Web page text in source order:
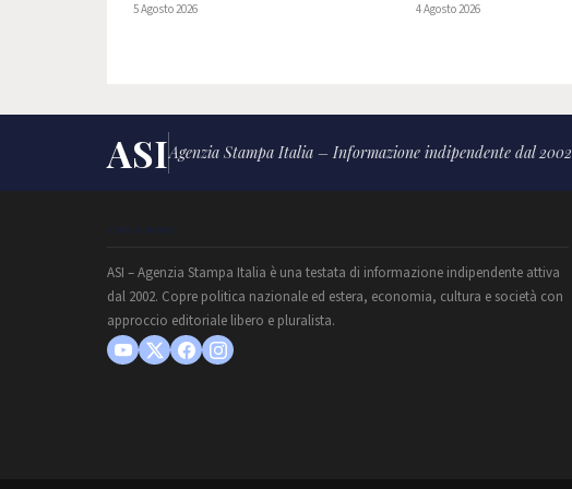
5 Agosto 2026 4 Agosto 2026
ASIAgenzia Stampa Italia – Informazione indipendente dal 2002
CHI SIAMO
ASI – Agenzia Stampa Italia è una testata di informazione indipendente attiva
dal 2002. Copre politica nazionale ed estera, economia, cultura e società con
approccio editoriale libero e pluralista.